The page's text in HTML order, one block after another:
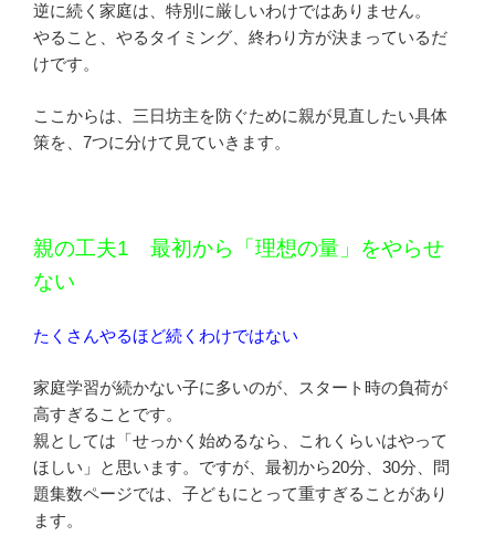
逆に続く家庭は、特別に厳しいわけではありません。
やること、やるタイミング、終わり方が決まっているだ
けです。
ここからは、三日坊主を防ぐために親が見直したい具体
策を、7つに分けて見ていきます。
親の工夫1 最初から「理想の量」をやらせ
ない
たくさんやるほど続くわけではない
家庭学習が続かない子に多いのが、スタート時の負荷が
高すぎることです。
親としては「せっかく始めるなら、これくらいはやって
ほしい」と思います。ですが、最初から20分、30分、問
題集数ページでは、子どもにとって重すぎることがあり
ます。